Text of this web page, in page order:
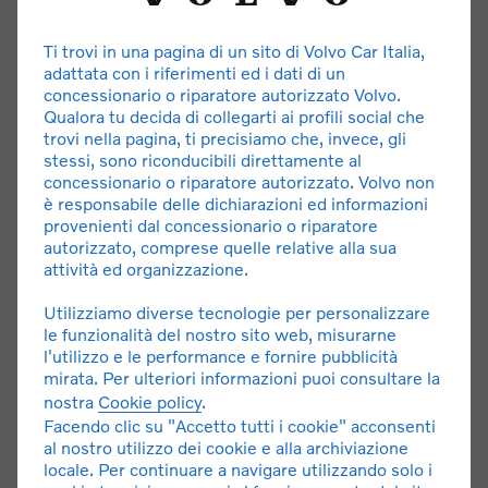
manutenzione ordinaria e straordinaria.
**DETTAGLI E LIMITAZIONI
* Offerta di noleggio a lungo termine con canone a partire
da 670 € al mese. Messaggio pubblicitario con finalità
promozionale. Quotazione riferita aXC60 T6 AWD ibrida
plug-in automatico Essential MY27, canone 670 € al
mese, 36 mesi/45.000 km totali, con anticipo di 7.300 €.
Tutti gli importi si intendono IVA esclusa. Servizi inclusi:
immatricolazione e messa su strada, manutenzione
Ti trovi in una pagina di un sito di Volvo Car Italia,
adattata con i riferimenti ed i dati di un
concessionario o riparatore autorizzato Volvo.
Qualora tu decida di collegarti ai profili social che
trovi nella pagina, ti precisiamo che, invece, gli
stessi, sono riconducibili direttamente al
concessionario o riparatore autorizzato. Volvo non
è responsabile delle dichiarazioni ed informazioni
provenienti dal concessionario o riparatore
autorizzato, comprese quelle relative alla sua
attività ed organizzazione.
Utilizziamo diverse tecnologie per personalizzare
le funzionalità del nostro sito web, misurarne
l'utilizzo e le performance e fornire pubblicità
mirata. Per ulteriori informazioni puoi consultare la
nostra Cookie policy.
Facendo clic su "Accetto tutti i cookie" acconsenti
al nostro utilizzo dei cookie e alla archiviazione
locale. Per continuare a navigare utilizzando solo i